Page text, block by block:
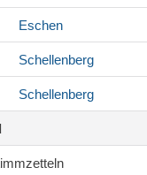
Eschen
Schellenberg
Schellenberg